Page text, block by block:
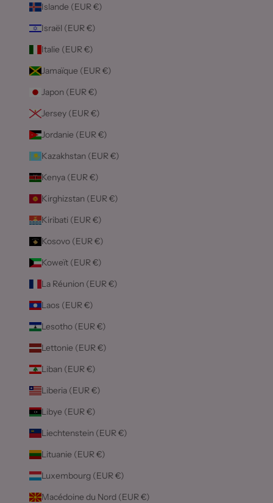
Islande (EUR €)
Israël (EUR €)
Italie (EUR €)
Jamaïque (EUR €)
Japon (EUR €)
Jersey (EUR €)
Jordanie (EUR €)
Kazakhstan (EUR €)
Kenya (EUR €)
Kirghizstan (EUR €)
Kiribati (EUR €)
Kosovo (EUR €)
Koweït (EUR €)
La Réunion (EUR €)
Laos (EUR €)
Lesotho (EUR €)
Lettonie (EUR €)
Liban (EUR €)
Liberia (EUR €)
Libye (EUR €)
Liechtenstein (EUR €)
Lituanie (EUR €)
Luxembourg (EUR €)
Macédoine du Nord (EUR €)